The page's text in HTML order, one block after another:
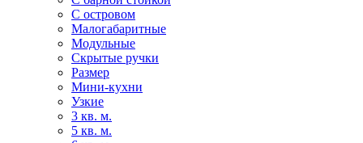
С островом
Малогабаритные
Модульные
Скрытые ручки
Размер
Мини-кухни
Узкие
3 кв. м.
5 кв. м.